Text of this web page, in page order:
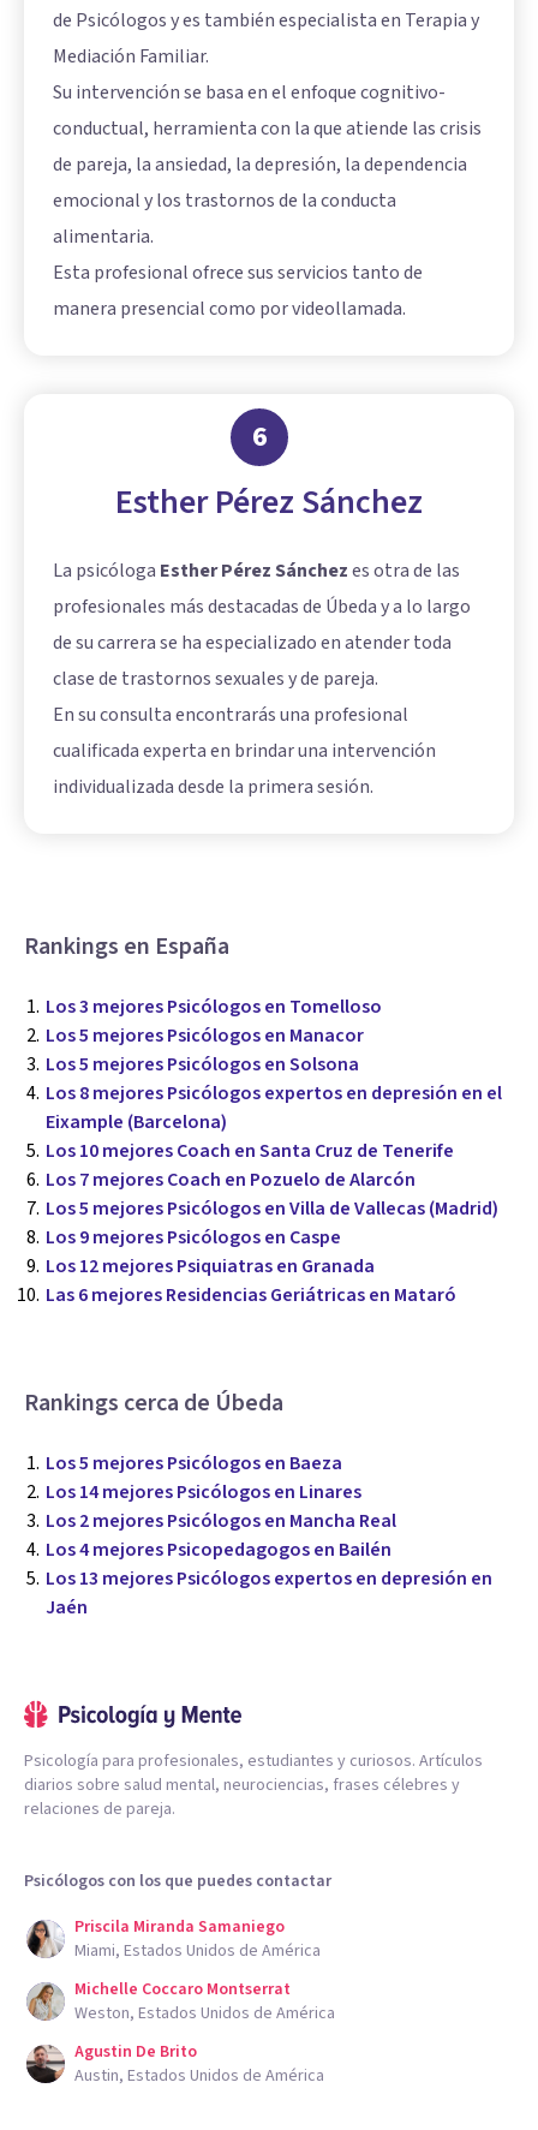
de Psicólogos y es también especialista en Terapia y
Mediación Familiar.
Su intervención se basa en el enfoque cognitivo-
conductual, herramienta con la que atiende las crisis
de pareja, la ansiedad, la depresión, la dependencia
emocional y los trastornos de la conducta
alimentaria.
Esta profesional ofrece sus servicios tanto de
manera presencial como por videollamada.
6
Esther Pérez Sánchez
La psicóloga Esther Pérez Sánchezes otra de las
profesionales más destacadas de Úbeda y a lo largo
de su carrera se ha especializado en atender toda
clase de trastornos sexuales y de pareja.
En su consulta encontrarás una profesional
cualificada experta en brindar una intervención
individualizada desde la primera sesión.
Rankings en España
Los 3 mejores Psicólogos en Tomelloso
Los 5 mejores Psicólogos en Manacor
Los 5 mejores Psicólogos en Solsona
Los 8 mejores Psicólogos expertos en depresión en el
Eixample (Barcelona)
Los 10 mejores Coach en Santa Cruz de Tenerife
Los 7 mejores Coach en Pozuelo de Alarcón
Los 5 mejores Psicólogos en Villa de Vallecas (Madrid)
Los 9 mejores Psicólogos en Caspe
Los 12 mejores Psiquiatras en Granada
Las 6 mejores Residencias Geriátricas en Mataró
Rankings cerca de Úbeda
Los 5 mejores Psicólogos en Baeza
Los 14 mejores Psicólogos en Linares
Los 2 mejores Psicólogos en Mancha Real
Los 4 mejores Psicopedagogos en Bailén
Los 13 mejores Psicólogos expertos en depresión en
Jaén
Psicología para profesionales, estudiantes y curiosos. Artículos
diarios sobre salud mental, neurociencias, frases célebres y
relaciones de pareja.
Psicólogos con los que puedes contactar
Priscila Miranda Samaniego
Miami, Estados Unidos de América
Michelle Coccaro Montserrat
Weston, Estados Unidos de América
Agustin De Brito
Austin, Estados Unidos de América